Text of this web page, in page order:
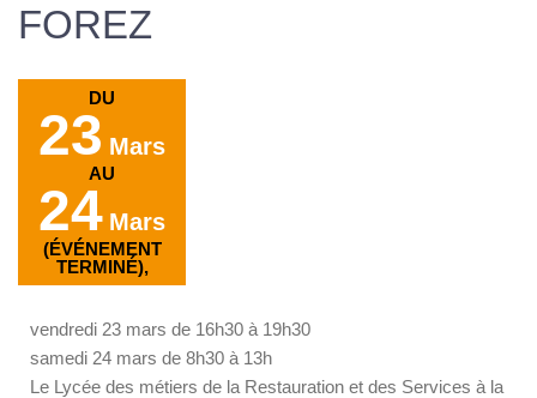
FOREZ
DU
23 Mars
AU
24 Mars
(ÉVÉNEMENT
TERMINÉ),
vendredi 23 mars de 16h30 à 19h30
samedi 24 mars de 8h30 à 13h
Le Lycée des métiers de la Restauration et des Services à la